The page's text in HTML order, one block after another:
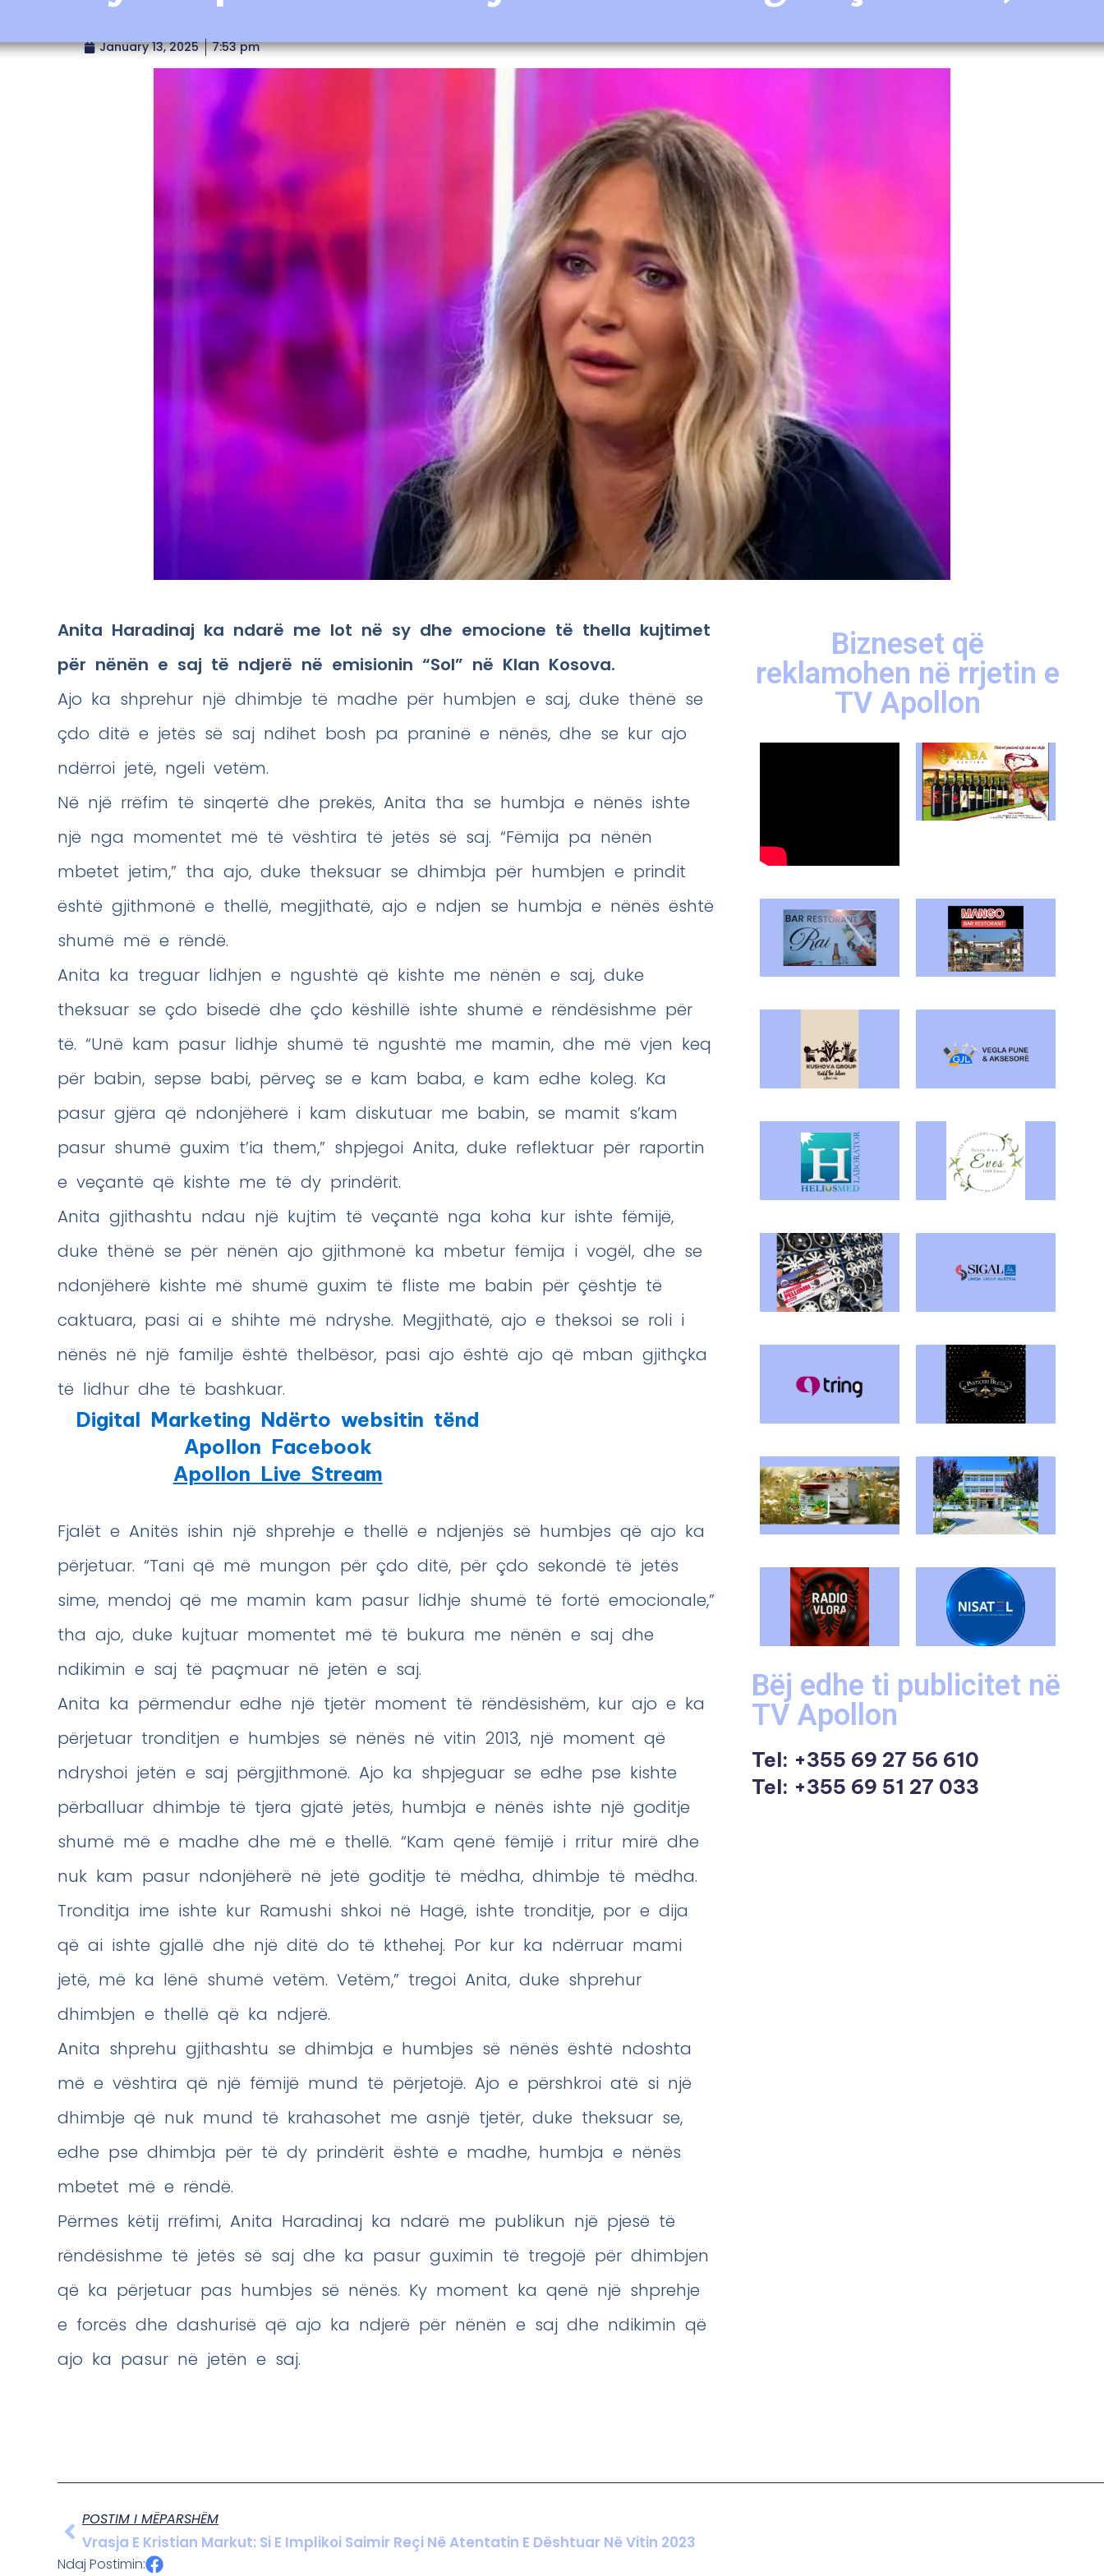
January 13, 2025 7:53 pm
Anita Haradinaj ka ndarë me lot në sy dhe emocione të thella kujtimet
për nënën e saj të ndjerë në emisionin “Sol” në Klan Kosova.
Ajo ka shprehur një dhimbje të madhe për humbjen e saj, duke thënë se
çdo ditë e jetës së saj ndihet bosh pa praninë e nënës, dhe se kur ajo
ndërroi jetë, ngeli vetëm.
Në një rrëfim të sinqertë dhe prekës, Anita tha se humbja e nënës ishte
një nga momentet më të vështira të jetës së saj. “Fëmija pa nënën
mbetet jetim,” tha ajo, duke theksuar se dhimbja për humbjen e prindit
është gjithmonë e thellë, megjithatë, ajo e ndjen se humbja e nënës është
shumë më e rëndë.
Anita ka treguar lidhjen e ngushtë që kishte me nënën e saj, duke
theksuar se çdo bisedë dhe çdo këshillë ishte shumë e rëndësishme për
të. “Unë kam pasur lidhje shumë të ngushtë me mamin, dhe më vjen keq
për babin, sepse babi, përveç se e kam baba, e kam edhe koleg. Ka
pasur gjëra që ndonjëherë i kam diskutuar me babin, se mamit s’kam
pasur shumë guxim t’ia them,” shpjegoi Anita, duke reflektuar për raportin
e veçantë që kishte me të dy prindërit.
Anita gjithashtu ndau një kujtim të veçantë nga koha kur ishte fëmijë,
duke thënë se për nënën ajo gjithmonë ka mbetur fëmija i vogël, dhe se
ndonjëherë kishte më shumë guxim të fliste me babin për çështje të
caktuara, pasi ai e shihte më ndryshe. Megjithatë, ajo e theksoi se roli i
nënës në një familje është thelbësor, pasi ajo është ajo që mban gjithçka
të lidhur dhe të bashkuar.
Digital Marketing Ndërto websitin tënd
Apollon Facebook
Apollon Live Stream
Fjalët e Anitës ishin një shprehje e thellë e ndjenjës së humbjes që ajo ka
përjetuar. “Tani që më mungon për çdo ditë, për çdo sekondë të jetës
sime, mendoj që me mamin kam pasur lidhje shumë të fortë emocionale,”
tha ajo, duke kujtuar momentet më të bukura me nënën e saj dhe
ndikimin e saj të paçmuar në jetën e saj.
Anita ka përmendur edhe një tjetër moment të rëndësishëm, kur ajo e ka
përjetuar tronditjen e humbjes së nënës në vitin 2013, një moment që
ndryshoi jetën e saj përgjithmonë. Ajo ka shpjeguar se edhe pse kishte
përballuar dhimbje të tjera gjatë jetës, humbja e nënës ishte një goditje
shumë më e madhe dhe më e thellë. “Kam qenë fëmijë i rritur mirë dhe
nuk kam pasur ndonjëherë në jetë goditje të mëdha, dhimbje të mëdha.
Tronditja ime ishte kur Ramushi shkoi në Hagë, ishte tronditje, por e dija
që ai ishte gjallë dhe një ditë do të kthehej. Por kur ka ndërruar mami
jetë, më ka lënë shumë vetëm. Vetëm,” tregoi Anita, duke shprehur
dhimbjen e thellë që ka ndjerë.
Anita shprehu gjithashtu se dhimbja e humbjes së nënës është ndoshta
më e vështira që një fëmijë mund të përjetojë. Ajo e përshkroi atë si një
dhimbje që nuk mund të krahasohet me asnjë tjetër, duke theksuar se,
edhe pse dhimbja për të dy prindërit është e madhe, humbja e nënës
mbetet më e rëndë.
Përmes këtij rrëfimi, Anita Haradinaj ka ndarë me publikun një pjesë të
rëndësishme të jetës së saj dhe ka pasur guximin të tregojë për dhimbjen
që ka përjetuar pas humbjes së nënës. Ky moment ka qenë një shprehje
e forcës dhe dashurisë që ajo ka ndjerë për nënën e saj dhe ndikimin që
ajo ka pasur në jetën e saj.
Bizneset që
reklamohen në rrjetin e
TV Apollon
Bëj edhe ti publicitet në
TV Apollon
Tel: +355 69 27 56 610
Tel: +355 69 51 27 033
POSTIM I MËPARSHËM
Vrasja E Kristian Markut: Si E Implikoi Saimir Reçi Në Atentatin E Dështuar Në Vitin 2023
Ndaj Postimin: